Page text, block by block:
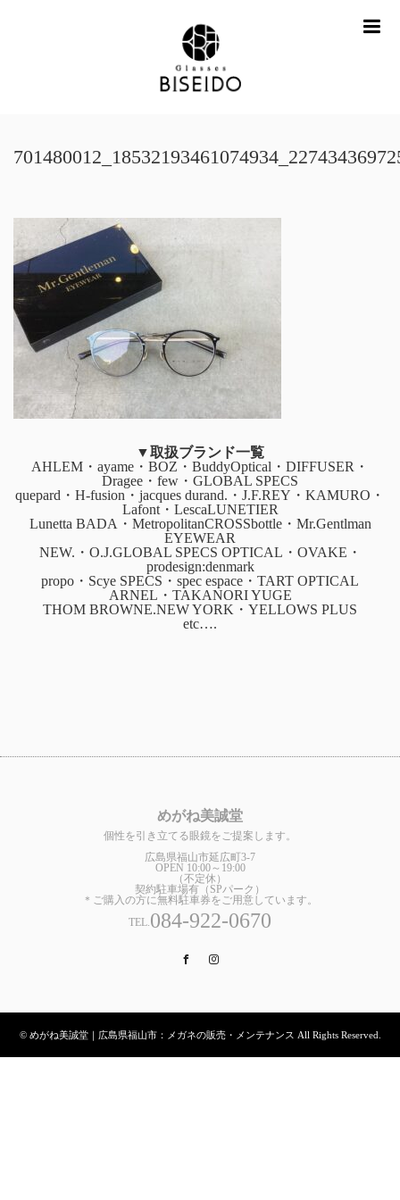
▼取扱ブランド一覧
AHLEM・ayame・BOZ・BuddyOptical・DIFFUSER・
Dragee・few・GLOBAL SPECS
quepard・H-fusion・jacques durand.・J.F.REY・KAMURO・
Lafont・LescaLUNETIER
Lunetta BADA・MetropolitanCROSSbottle・Mr.Gentlman
EYEWEAR
NEW.・O.J.GLOBAL SPECS OPTICAL・OVAKE・
prodesign:denmark
propo・Scye SPECS・spec espace・TART OPTICAL
ARNEL・TAKANORI YUGE
THOM BROWNE.NEW YORK・YELLOWS PLUS
etc….
めがね美誠堂
個性を引き立てる眼鏡をご提案します。
広島県福山市延広町3-7
OPEN 10:00～19:00
（不定休）
契約駐車場有（SPパーク）
＊ご購入の方に無料駐車券をご用意しています。
TEL.084-922-0670
Facebook
© めがね美誠堂｜広島県福山市：メガネの販売・メンテナンス All Rights Reserved.